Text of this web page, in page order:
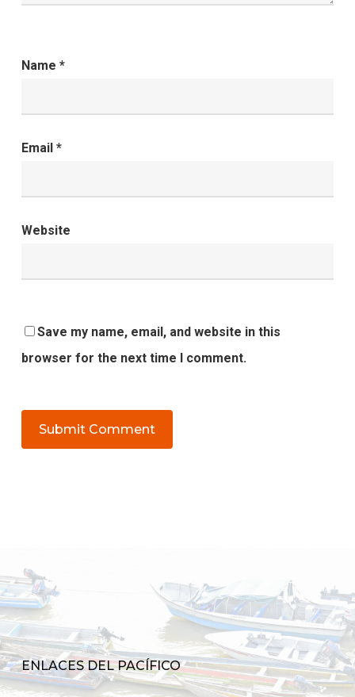
Name *
Email *
Website
Save my name, email, and website in this
browser for the next time I comment.
ENLACES DEL PACÍFICO